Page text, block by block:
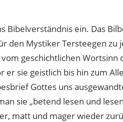
Bibelverständnis ein. Das
den Mystiker Tersteegen zu
geschichtlichen Wortsinn
er sie geistlich bis hin zum
Gottes uns
sie „betend lesen und
matt und mager wieder